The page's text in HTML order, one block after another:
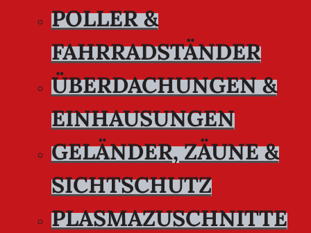
POLLER &
FAHRRADSTÄNDER
ÜBERDACHUNGEN &
EINHAUSUNGEN
GELÄNDER, ZÄUNE &
SICHTSCHUTZ
PLASMAZUSCHNITTE